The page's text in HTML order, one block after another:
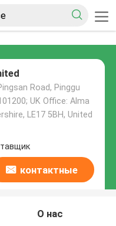
Road, Pinggu
UK Office: Alma
LE17 5BH, United
контактные
О нас